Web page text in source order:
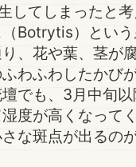
してしまったと
Botrytis）とい
、花や葉、茎が
わふわしたかび
でも、3月中旬
度が高くなって
な斑点が出るの